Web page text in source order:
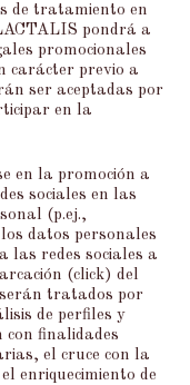
de tratamiento en
pondrá a
promocionales
carácter previo a
ser aceptadas por
en la
en la promoción a
sociales en las
(p.ej.,
datos personales
las redes sociales a
(click) del
tratados por
de perfiles y
con finalidades
el cruce con la
enriquecimiento de